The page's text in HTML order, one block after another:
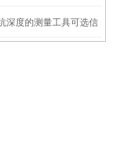
深度的测量工具可选信